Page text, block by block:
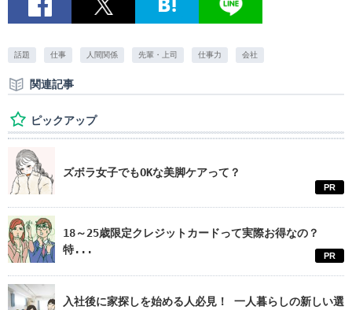
話題 仕事 人間関係 先輩・上司 仕事力 会社
関連記事
ピックアップ
ズボラ女子でもOKな美脚ケアって？
PR
18～25歳限定クレジットカードって実際お得なの？
特...
PR
入社後に家探しを始める人必見！ 一人暮らしの新しい選